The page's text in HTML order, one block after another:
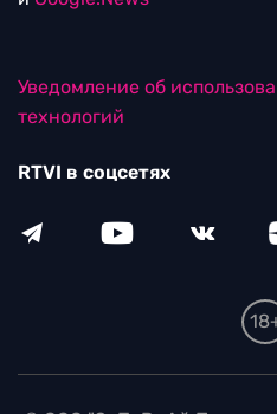
Уведомление об
технологий
RTVI в соцсетях